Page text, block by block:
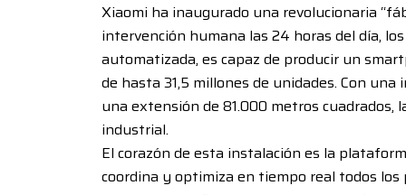
Xiaomi ha inaugurado una revolucionaria
intervención humana las 24 horas del día,
automatizada, es capaz de producir un
de hasta 31,5 millones de unidades. Con
una extensión de 81.000 metros
industrial.
El corazón de esta instalación es la
coordina y optimiza en tiempo real todos los